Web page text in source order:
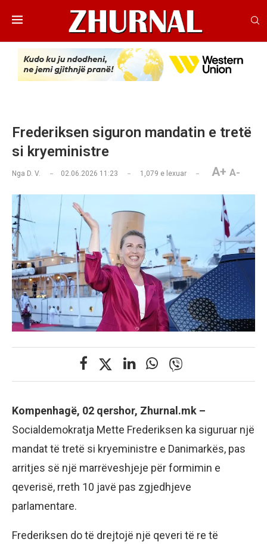
Frederiksen siguron mandatin e tretë
si kryeministre
Nga D. V. 02.06.2026 11:23 1,079 e lexuar A+ A-
Kompenhagë, 02 qershor, Zhurnal.mk –
Socialdemokratja Mette Frederiksen ka siguruar një
mandat të tretë si kryeministre e Danimarkës, pas
arritjes së një marrëveshjeje për formimin e
qeverisë, rreth 10 javë pas zgjedhjeve
parlamentare.
Frederiksen do të drejtojë një qeveri të re të